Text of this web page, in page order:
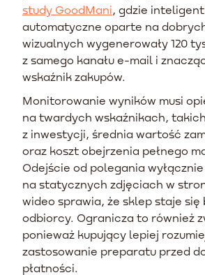
study GoodMani, gdzie
automatyczne oparte na
wizualnych wygenerowały 120
z samego kanału e-mail i
wskaźnik zakupów.
Monitorowanie wyników musi
na twardych wskaźnikach,
z inwestycji, średnia wartość
oraz koszt obejrzenia pełnego
Odejście od polegania wyłącznie
na statycznych zdjęciach w
wideo sprawia, że sklep staje się
odbiorcy. Ogranicza to również
ponieważ kupujący lepiej
zastosowanie preparatu przed
płatności.